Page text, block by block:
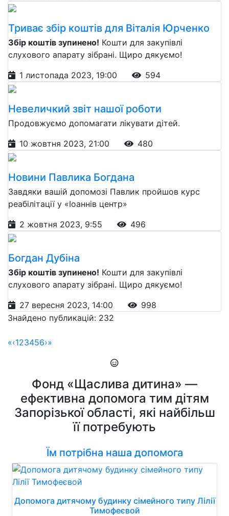
Триває збір коштів для Віталія Юрченко
Збір коштів зупинено! Кошти для закупівлі
слухового апарату зібрані. Щиро дякуємо!
1 листопада 2023, 19:00
594
Невеличкий звіт нашої роботи
Продовжуємо допомагати лікувати дітей.
10 жовтня 2023, 21:00
480
Новини Павлика Богдана
Завдяки вашій допомозі Павлик пройшов курс
реабілітації у «Іоаннів центр»
2 жовтня 2023, 9:55
496
Богдан Дубіна
Збір коштів зупинено! Кошти для закупівлі
слухового апарату зібрані. Щиро дякуємо!
27 вересня 2023, 14:00
998
Знайдено публикацій: 232
«‹123456›»
Фонд «Щаслива дитина» —
ефективна допомога тим дітям
Запорізької області, які найбільш
її потребують
Їм потрібна наша допомога
Допомога дитячому будинку сімейного типу Лілії
Тимофеєвой